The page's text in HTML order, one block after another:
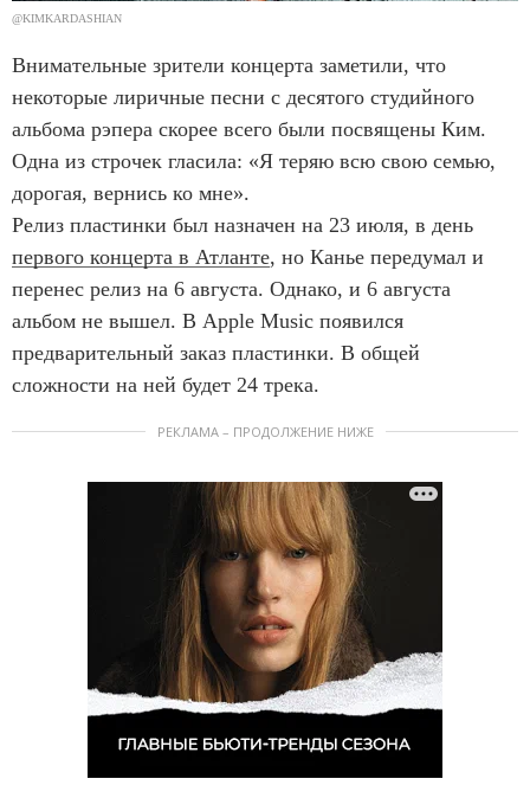
@KIMKARDASHIAN
Внимательные зрители концерта заметили, что
некоторые лиричные песни с десятого студийного
альбома рэпера скорее всего были посвящены Ким.
Одна из строчек гласила: «Я теряю всю свою семью,
дорогая, вернись ко мне».
Релиз пластинки был назначен на 23 июля, в день
первого концерта в Атланте, но Канье передумал и
перенес релиз на 6 августа. Однако, и 6 августа
альбом не вышел. В Apple Music появился
предварительный заказ пластинки. В общей
сложности на ней будет 24 трека.
РЕКЛАМА – ПРОДОЛЖЕНИЕ НИЖЕ